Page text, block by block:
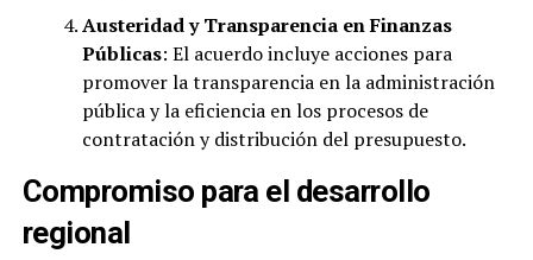
Austeridad y Transparencia en Finanzas
Públicas: El acuerdo incluye acciones para
promover la transparencia en la administración
pública y la eficiencia en los procesos de
contratación y distribución del presupuesto.
Compromiso para el desarrollo
regional